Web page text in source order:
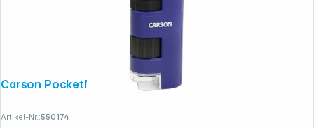
Carson PocketMicro 20x-60x
Artikel-Nr.:550174